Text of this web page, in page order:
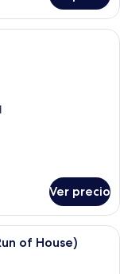
hotel con dos camas,
Ver precio
hotel con una cama
of House)